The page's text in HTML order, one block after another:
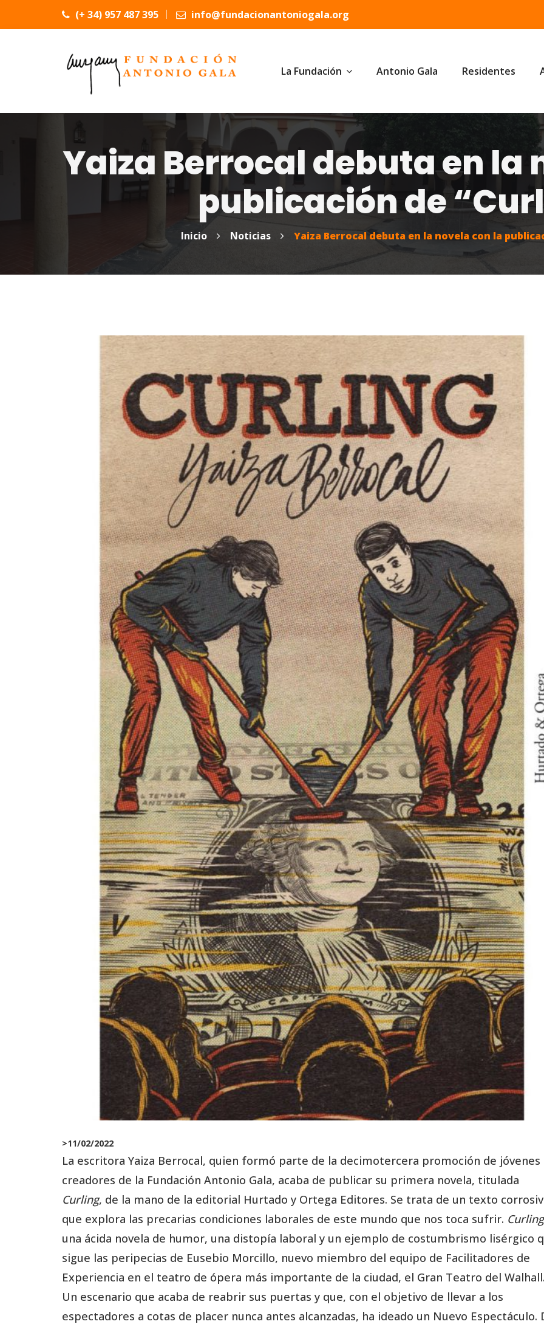
(+ 34) 957 487 395 info@fundacionantoniogala.org
La Fundación Antonio Gala Residentes
Yaiza Berrocal debuta en la
publicación de
Inicio Noticias Yaiza Berrocal debuta en la novela con la
>11/02/2022
La escritora Yaiza Berrocal, quien formó parte de la decimotercera promoción de jóvenes
creadores de la Fundación Antonio Gala, acaba de publicar su primera novela, titulada
Curling, de la mano de la editorial Hurtado y Ortega Editores. Se trata de un texto
que explora las precarias condiciones laborales de este mundo que nos toca sufrir. Curling
una ácida novela de humor, una distopía laboral y un ejemplo de costumbrismo lisérgico
sigue las peripecias de Eusebio Morcillo, nuevo miembro del equipo de Facilitadores de
Experiencia en el teatro de ópera más importante de la ciudad, el Gran Teatro del
Un escenario que acaba de reabrir sus puertas y que, con el objetivo de llevar a los
espectadores a cotas de placer nunca antes alcanzadas, ha ideado un Nuevo Espectáculo.